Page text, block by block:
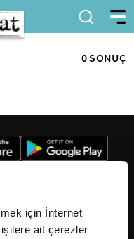
için İnternet
ait çerezler
0 SONUÇ